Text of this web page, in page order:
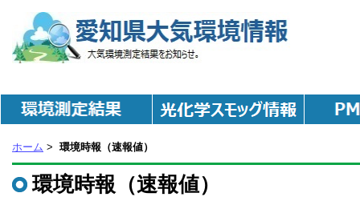
す。
す。
す。
す。
ホーム > 環境時報（速報値）
環境時報（速報値）
す。
す。
す。